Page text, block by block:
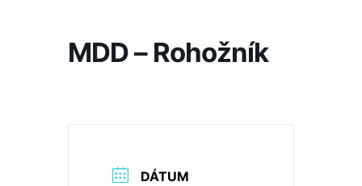
MDD – Rohožník
DÁTUM